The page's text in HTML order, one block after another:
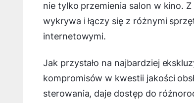
nie tylko przemienia salon w kino.
wykrywa i łączy się z różnymi
internetowymi.
Jak przystało na najbardziej
kompromisów w kwestii jakości
sterowania, daje dostęp do